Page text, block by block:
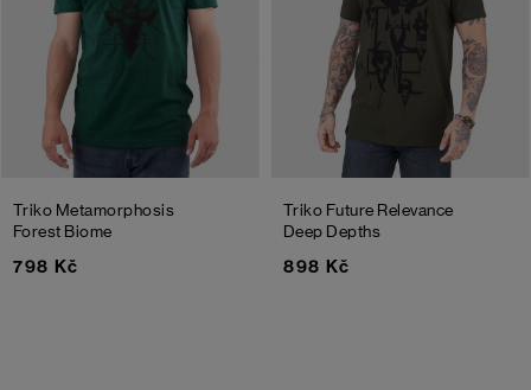
Triko Metamorphosis
Forest Biome
798 Kč
Triko Future Relevance
Deep Depths
898 Kč